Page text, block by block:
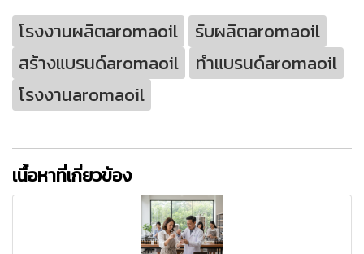
โรงงานผลิตaromaoil
รับผลิตaromaoil
สร้างแบรนด์aromaoil
ทำแบรนด์aromaoil
โรงงานaromaoil
เนื้อหาที่เกี่ยวข้อง